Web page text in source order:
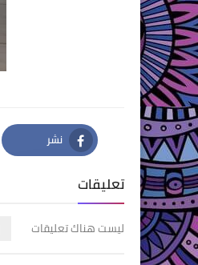
نشر
Facebook
تعليقات
ليست هناك تعليقات